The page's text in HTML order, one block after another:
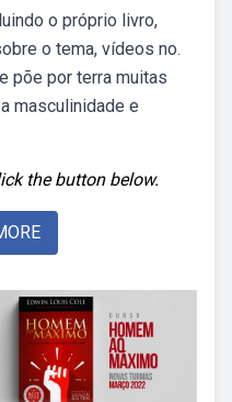
o próprio livro,
o tema, vídeos no.
põe por terra muitas
masculinidade e
the button below.